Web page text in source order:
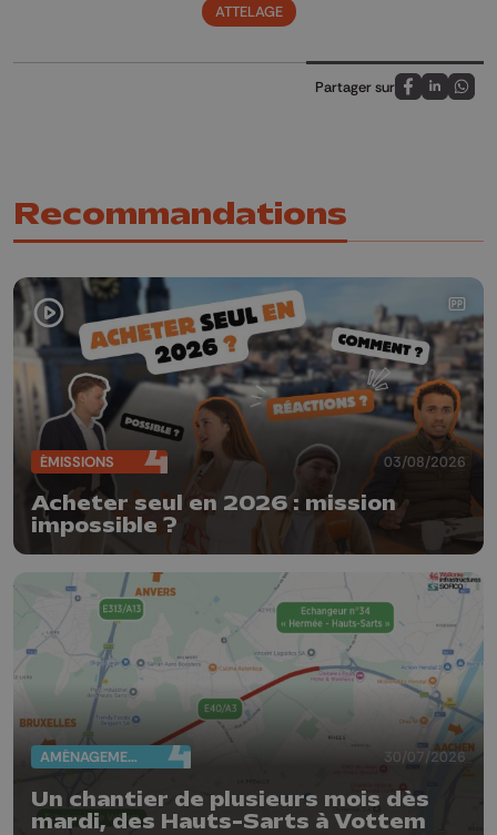
ATTELAGE
Partager sur
Partagez sur
Partagez
Recommandations
ÉMISSIONS 03/08/2026
Acheter seul en 2026 : mission
impossible ?
AMÉNAGEMENT DU TERRITOIRE 30/07/2026
Un chantier de plusieurs mois dès
mardi, des Hauts-Sarts à Vottem